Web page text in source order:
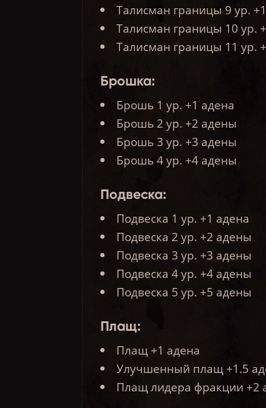
Талисман границы 9 ур.
Талисман границы 10 ур.
Талисман границы 11 ур.
Брошка:
Брошь 1 ур. +1 адена
Брошь 2 ур. +2 адены
Брошь 3 ур. +3 адены
Брошь 4 ур. +4 адены
Подвеска:
Подвеска 1 ур. +1 адена
Подвеска 2 ур. +2 адены
Подвеска 3 ур. +3 адены
Подвеска 4 ур. +4 адены
Подвеска 5 ур. +5 адены
Плащ:
Плащ +1 адена
Улучшенный плащ +1.5
Плащ лидера фракции +2